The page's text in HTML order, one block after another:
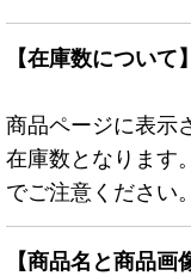
【在庫数について】
商品ページに表示
在庫数となります
でご注意ください。
【商品名と商品画